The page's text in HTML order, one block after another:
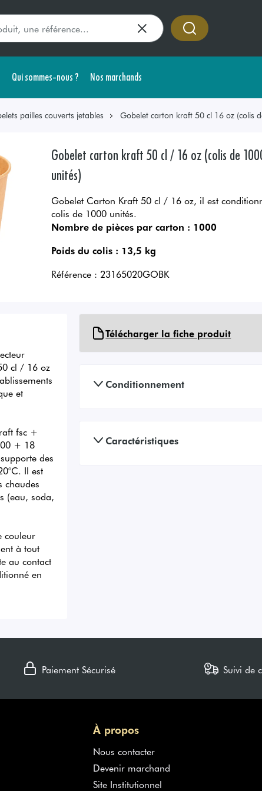
Qui sommes-nous ? Nos marchands
pailles couverts jetables Gobelet carton kraft 50 cl 16 oz (colis
Gobelet carton kraft 50 cl / 16 oz (colis de
unités)
Gobelet Carton Kraft 50 cl / 16 oz, il est
colis de 1000 unités.
Nombre de pièces par carton : 1000
Poids du colis : 13,5 kg
Référence : 23165020GOBK
cl / 16 oz
et
fsc +
+ 18
des
Il est
chaudes
(eau, soda,
couleur
à tout
au contact
en
Télécharger la fiche produit
Conditionnement
Caractéristiques
Paiement Sécurisé Suivi de
À propos
Nous contacter
Devenir marchand
Site Institutionnel